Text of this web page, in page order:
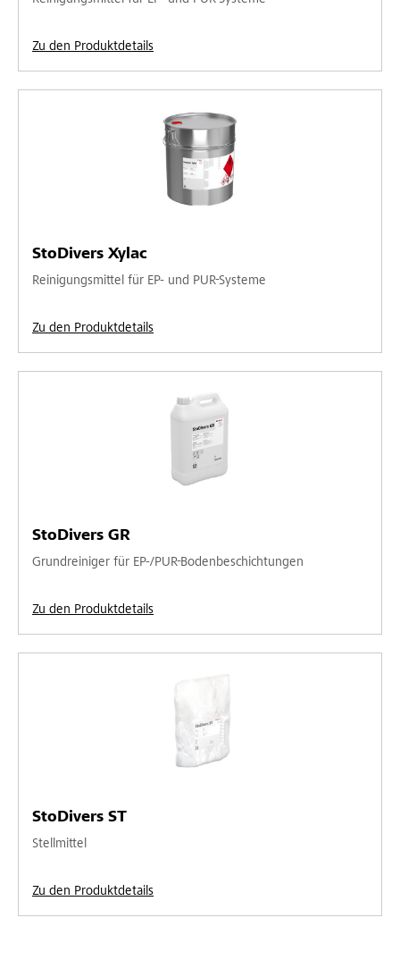
Zu den Produktdetails
StoDivers Xylac
Reinigungsmittel für EP- und PUR-Systeme
Zu den Produktdetails
StoDivers GR
Grundreiniger für EP-/PUR-Bodenbeschichtungen
Zu den Produktdetails
StoDivers ST
Stellmittel
Zu den Produktdetails